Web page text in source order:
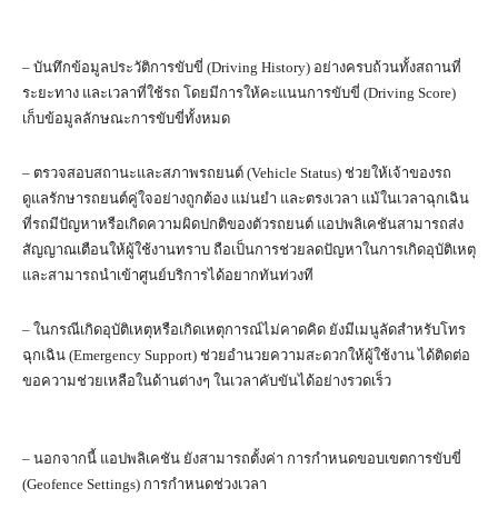
– บันทึกข้อมูลประวัติการขับขี่ (Driving History) อย่างครบถ้วนทั้งสถานที่
ระยะทาง และเวลาที่ใช้รถ โดยมีการให้คะแนนการขับขี่ (Driving Score)
เก็บข้อมูลลักษณะการขับขี่ทั้งหมด
– ตรวจสอบสถานะและสภาพรถยนต์ (Vehicle Status) ช่วยให้เจ้าของรถ
ดูแลรักษารถยนต์คู่ใจอย่างถูกต้อง แม่นยำ และตรงเวลา แม้ในเวลาฉุกเฉิน
ที่รถมีปัญหาหรือเกิดความผิดปกติของตัวรถยนต์ แอปพลิเคชันสามารถส่ง
สัญญาณเตือนให้ผู้ใช้งานทราบ ถือเป็นการช่วยลดปัญหาในการเกิดอุบัติเหตุ
และสามารถนำเข้าศูนย์บริการได้อยากทันท่วงที
– ในกรณีเกิดอุบัติเหตุหรือเกิดเหตุการณ์ไม่คาดคิด ยังมีเมนูลัดสำหรับโทร
ฉุกเฉิน (Emergency Support) ช่วยอำนวยความสะดวกให้ผู้ใช้งาน ได้ติดต่อ
ขอความช่วยเหลือในด้านต่างๆ ในเวลาคับขันได้อย่างรวดเร็ว
– นอกจากนี้ แอปพลิเคชัน ยังสามารถตั้งค่า การกำหนดขอบเขตการขับขี่
(Geofence Settings) การกำหนดช่วงเวลา